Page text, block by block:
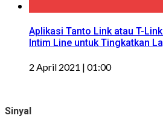
Aplikasi Tanto Link atau T-
Intim Line untuk Tingkatkan
2 April 2021 | 01:00
Sinyal